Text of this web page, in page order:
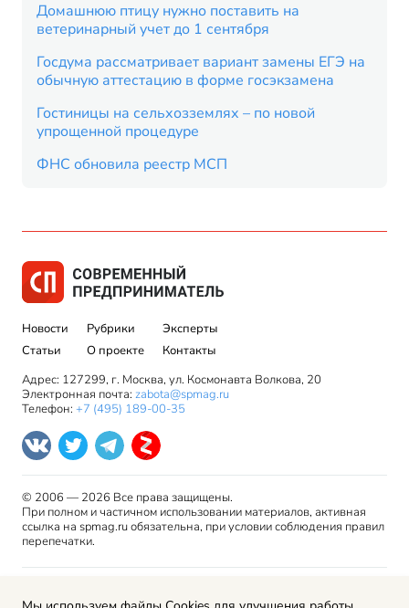
Домашнюю птицу нужно поставить на
ветеринарный учет до 1 сентября
Госдума рассматривает вариант замены ЕГЭ на
обычную аттестацию в форме госэкзамена
Гостиницы на сельхозземлях – по новой
упрощенной процедуре
ФНС обновила реестр МСП
Новости
Статьи
Рубрики
О проекте
Эксперты
Контакты
Адрес: 127299, г. Москва, ул. Космонавта Волкова, 20
Электронная почта: zabota@spmag.ru
Телефон: +7 (495) 189-00-35
© 2006 — 2026 Все права защищены.
При полном и частичном использовании материалов, активная
ссылка на spmag.ru обязательна, при условии соблюдения правил
перепечатки.